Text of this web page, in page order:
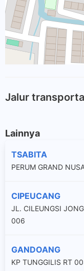
Jalur
Lainnya
TSABITA
PERUM GRAND
CIPEUCANG
JL. CILEUNGSI
006
GANDOANG
KP TUNGGILIS RT